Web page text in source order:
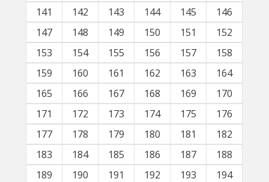
141
142 143 144 145
146
147
148 149 150 151
152
153
154 155 156 157
158
159
160 161 162 163
164
165
166 167 168 169
170
171
172 173 174 175
176
177
178 179 180 181
182
183
184 185 186 187
188
189
190 191 192 193
194